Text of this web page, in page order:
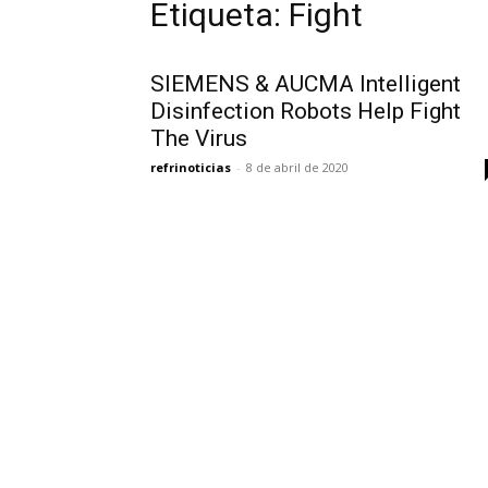
Etiqueta: Fight
SIEMENS & AUCMA Intelligent
Disinfection Robots Help Fight
The Virus
refrinoticias - 8 de abril de 2020